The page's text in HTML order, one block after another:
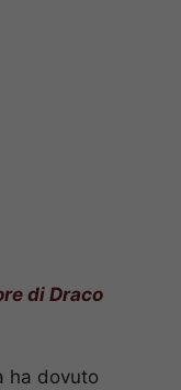
di Draco
ha dovuto